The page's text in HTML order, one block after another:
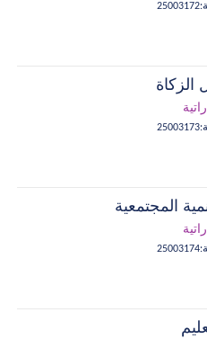
:
25003172
الزكاة
:
25003173
المجتمعية
:
25003174